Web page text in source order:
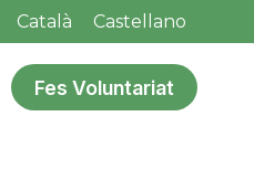
Català Castellano
Fes Voluntariat